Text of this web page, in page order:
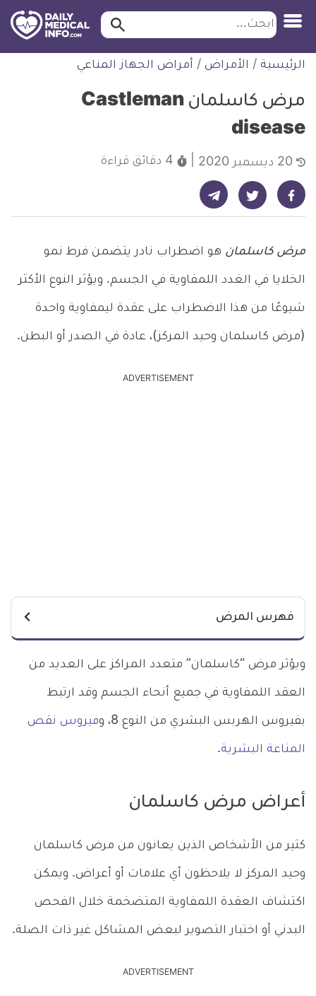
التخطي
للمحتوى
طبية
ابحث ابحث…
الرئيسية / الأمراض / أمراض الجهاز المناعي
مرض كاسلمان Castleman
disease
4 دقائق قراءة
شارك على فيسبوك - ديلي ميديكال انفو شارك على تويتر - ديلي ميديكال انفو شارك على تيليجرام - ديلي ميديكال انفو
مرض كاسلمان هو اضطراب نادر يتضمن فرط نمو
الخلايا في الغدد اللمفاوية في الجسم. ويؤثر النوع الأكثر
شيوعًا من هذا الاضطراب على عقدة ليمفاوية واحدة
(مرض كاسلمان وحيد المركز)، عادة في الصدر أو البطن.
ADVERTISEMENT
فهرس المرض
ويؤثر مرض “كاسلمان” متعدد المراكز على العديد من
العقد اللمفاوية في جميع أنحاء الجسم وقد ارتبط
بفيروس الهربس البشري من النوع 8، و فيروس نقص
المناعة البشرية.
أعراض مرض كاسلمان
كثير من الأشخاص الذين يعانون من مرض كاسلمان
وحيد المركز لا يلاحظون أي علامات أو أعراض. ويمكن
اكتشاف العقدة اللمفاوية المتضخمة خلال الفحص
البدني أو اختبار التصوير لبعض المشاكل غير ذات الصلة.
ADVERTISEMENT